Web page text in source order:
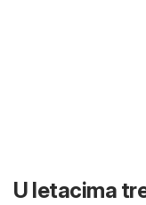
U letacima